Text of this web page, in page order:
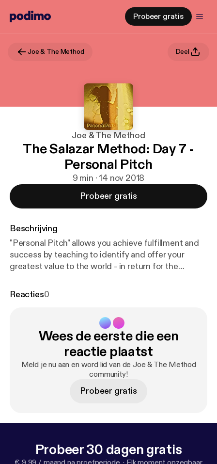
Probeer gratis
Joe & The Method Deel
Joe & The Method
The Salazar Method: Day 7 -
Personal Pitch
9 min · 14 nov 2018
Probeer gratis
Beschrijving
"Personal Pitch" allows you achieve fulfillment and
success by teaching to identify and offer your
greatest value to the world - in return for the
voice message:
Reacties0
Wees de eerste die een
reactie plaatst
Meld je nu aan en word lid van de Joe & The Method
community!
Probeer gratis
Probeer 30 dagen gratis